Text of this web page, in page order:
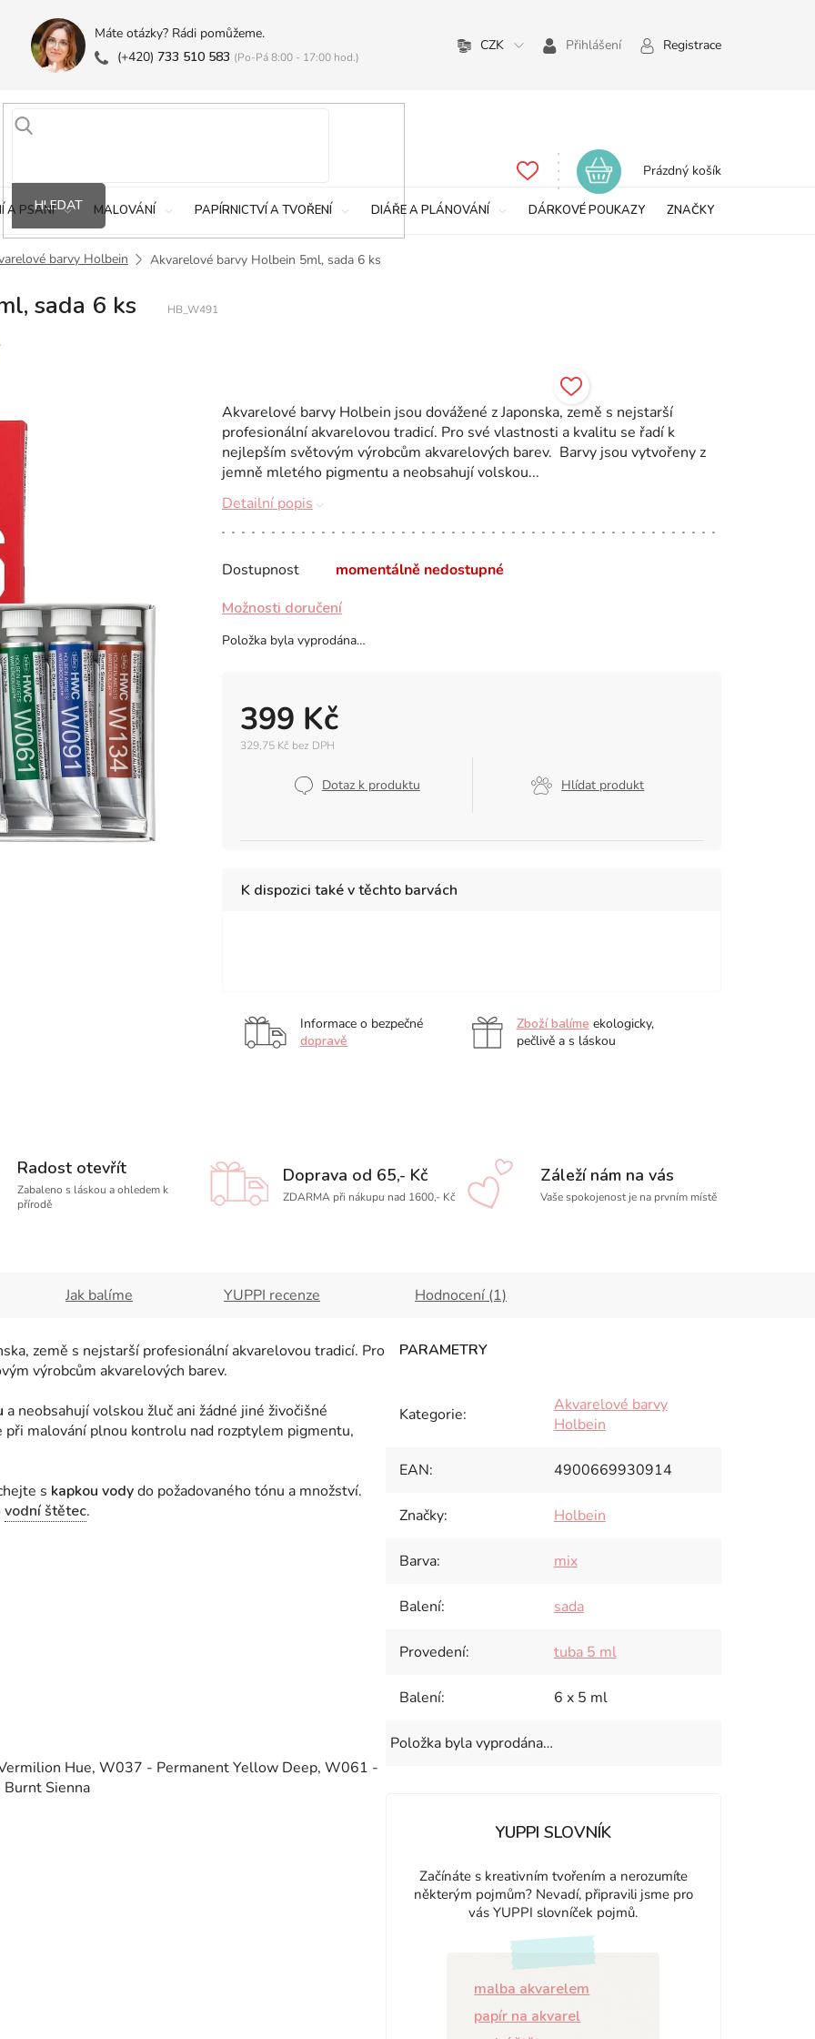
Máte otázky? Rádi pomůžeme.
(+420) 733 510 583 (Po-Pá 8:00 - 17:00 hod.)
CZK Přihlášení Registrace
HLEDAT
Nákupní
Prázdný košík
A PSANÍ MALOVÁNÍ PAPÍRNICTVÍ A TVOŘENÍ DIÁŘE A PLÁNOVÁNÍ DÁRKOVÉ POUKAZY ZNAČKY
barvy Holbein Akvarelové barvy Holbein 5ml, sada 6 ks
sada 6 ks HB_W491
Dostupnost momentálně nedostupné
399 Kč
329,75 Kč bez DPH
Dotaz k produktu Hlídat produkt
Možnosti doručení
Položka byla vyprodána…
Akvarelové barvy Holbein jsou dovážené z Japonska, země s nejstarší
profesionální akvarelovou tradicí. Pro své vlastnosti a kvalitu se řadí k
nejlepším světovým výrobcům akvarelových barev. Barvy jsou vytvořeny z
jemně mletého pigmentu a neobsahují volskou...
Detailní popis
K dispozici také v těchto barvách
ks
5ml,
sada
5ml,
ks
5ml,
sada
5ml,
sada
Informace o bezpečné
dopravě
Zboží balíme ekologicky,
pečlivě a s láskou
Radost otevřít
Zabaleno s láskou a ohledem k
přírodě
Doprava od 65,- Kč
ZDARMA při nákupu nad 1600,- Kč
Záleží nám na vás
Vaše spokojenost je na prvním místě
Jak balíme YUPPI recenze Hodnocení (1)
země s nejstarší profesionální akvarelovou tradicí. Pro
výrobcům akvarelových barev.
a neobsahují volskou žluč ani žádné jiné živočišné
malování plnou kontrolu nad rozptylem pigmentu,
s kapkou vodydo požadovaného tónu a množství.
vodní štětec.
Hue, W037 - Permanent Yellow Deep, W061 -
Sienna
Kategorie:
Akvarelové barvy
Holbein
EAN: 4900669930914
Značky: Holbein
Barva: mix
Balení: sada
Provedení: tuba 5 ml
Balení: 6 x 5 ml
Položka byla vyprodána…
YUPPI SLOVNÍK
Začínáte s kreativním tvořením a nerozumíte
některým pojmům? Nevadí, připravili jsme pro
vás YUPPI slovníček pojmů.
malba akvarelem
papír na akvarel